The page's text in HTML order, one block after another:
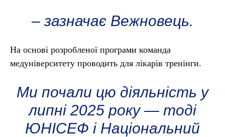
– зазначає Вежновець.
На основі розробленої програми команда
медуніверситету проводить для лікарів тренінги.
Ми почали цю діяльність у
липні 2025 року — тоді
ЮНІСЕФ і Національний